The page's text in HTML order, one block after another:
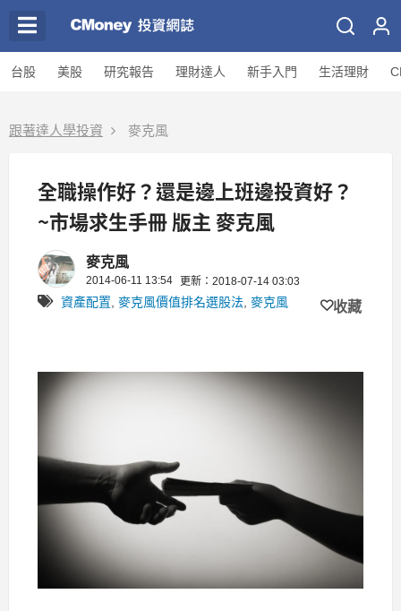
台股 美股 研究報告 理財達人 新手入門 生活理財
跟著達人學投資 麥克風
全職操作好？還是邊上班邊投資好？
~市場求生手冊 版主 麥克風
麥克風
2014-06-11 13:54 更新：2018-07-14 03:03
資產配置 麥克風價值排名選股法 麥克風 收藏